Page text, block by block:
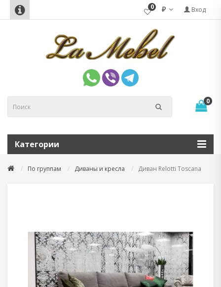
Вход
₽
0
0
Категории
По группам Диваны и кресла Диван Relotti Toscana